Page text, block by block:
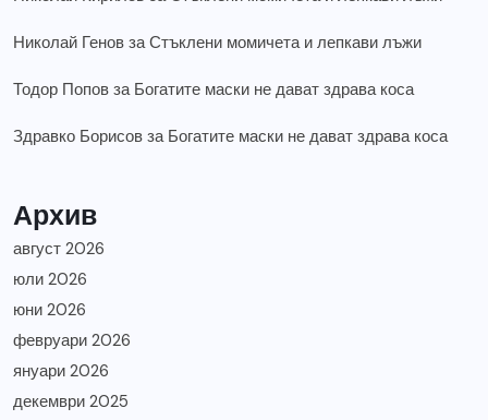
Николай Генов заСтъклени момичета и лепкави лъжи
Тодор Попов за Богатите маски не дават здрава коса
Здравко Борисов за Богатите маски не дават здрава коса
Архив
август 2026
юли 2026
юни 2026
февруари 2026
януари 2026
декември 2025